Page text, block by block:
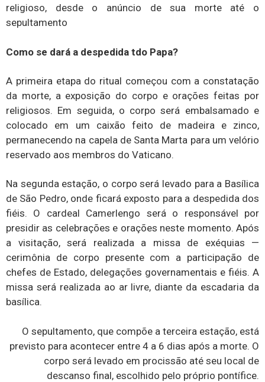
religioso, desde o anúncio de sua morte até o
sepultamento
Como se dará a despedida tdo Papa?
A primeira etapa do ritual começou com a constatação
da morte, a exposição do corpo e orações feitas por
religiosos. Em seguida, o corpo será embalsamado e
colocado em um caixão feito de madeira e zinco,
permanecendo na capela de Santa Marta para um velório
reservado aos membros do Vaticano.
Na segunda estação, o corpo será levado para a Basílica
de São Pedro, onde ficará exposto para a despedida dos
fiéis. O cardeal Camerlengo será o responsável por
presidir as celebrações e orações neste momento. Após
a visitação, será realizada a missa de exéquias —
cerimônia de corpo presente com a participação de
chefes de Estado, delegações governamentais e fiéis. A
missa será realizada ao ar livre, diante da escadaria da
basílica.
O sepultamento, que compõe a terceira estação, está
previsto para acontecer entre 4 a 6 dias após a morte. O
corpo será levado em procissão até seu local de
descanso final, escolhido pelo próprio pontífice.